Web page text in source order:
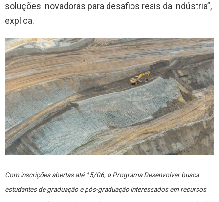
soluções inovadoras para desafios reais da indústria”,
explica.
Com inscrições abertas até 15/06, o Programa Desenvolver busca
estudantes de graduação e pós-graduação interessados em recursos